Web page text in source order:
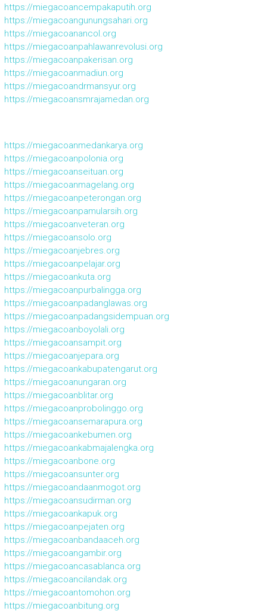
https://miegacoancempakaputih.org
https://miegacoangunungsahari.org
https://miegacoanancol.org
https://miegacoanpahlawanrevolusi.org
https://miegacoanpakerisan.org
https://miegacoanmadiun.org
https://miegacoandrmansyur.org
https://miegacoansmrajamedan.org
https://miegacoanmedankarya.org
https://miegacoanpolonia.org
https://miegacoanseituan.org
https://miegacoanmagelang.org
https://miegacoanpeterongan.org
https://miegacoanpamularsih.org
https://miegacoanveteran.org
https://miegacoansolo.org
https://miegacoanjebres.org
https://miegacoanpelajar.org
https://miegacoankuta.org
https://miegacoanpurbalingga.org
https://miegacoanpadanglawas.org
https://miegacoanpadangsidempuan.org
https://miegacoanboyolali.org
https://miegacoansampit.org
https://miegacoanjepara.org
https://miegacoankabupatengarut.org
https://miegacoanungaran.org
https://miegacoanblitar.org
https://miegacoanprobolinggo.org
https://miegacoansemarapura.org
https://miegacoankebumen.org
https://miegacoankabmajalengka.org
https://miegacoanbone.org
https://miegacoansunter.org
https://miegacoandaanmogot.org
https://miegacoansudirman.org
https://miegacoankapuk.org
https://miegacoanpejaten.org
https://miegacoanbandaaceh.org
https://miegacoangambir.org
https://miegacoancasablanca.org
https://miegacoancilandak.org
https://miegacoantomohon.org
https://miegacoanbitung.org